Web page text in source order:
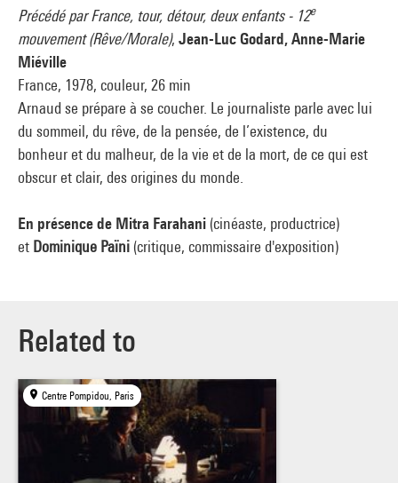
Précédé par France, tour, détour, deux enfants - 12e
mouvement (Rêve/Morale), Jean-Luc Godard, Anne-Marie
Miéville
France, 1978, couleur, 26 min
Arnaud se prépare à se coucher. Le journaliste parle avec lui
du sommeil, du rêve, de la pensée, de l’existence, du
bonheur et du malheur, de la vie et de la mort, de ce qui est
obscur et clair, des origines du monde.
En présence de Mitra Farahani (cinéaste, productrice)
et Dominique Païni (critique, commissaire d'exposition)
Related to
Centre Pompidou, Paris